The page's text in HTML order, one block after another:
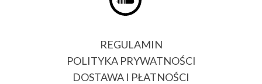
REGULAMIN
POLITYKA PRYWATNOŚCI
DOSTAWA I PŁATNOŚCI